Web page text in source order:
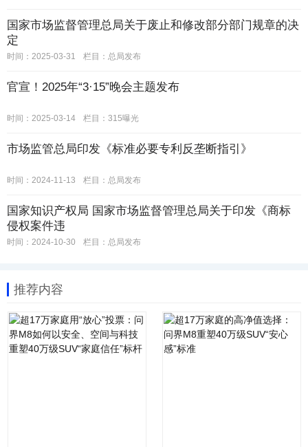
国家市场监督管理总局关于废止和修改部分部门规章的决
定
时间：2025-03-31 栏目： 总局发布
官宣！2025年“3·15”晚会主题发布
时间：2025-03-14 栏目： 315曝光
市场监管总局印发《标准必要专利反垄断指引》
时间：2024-11-13 栏目： 总局发布
国家知识产权局 国家市场监督管理总局关于印发《商标
侵权案件违
时间：2024-10-30 栏目： 总局发布
推荐内容